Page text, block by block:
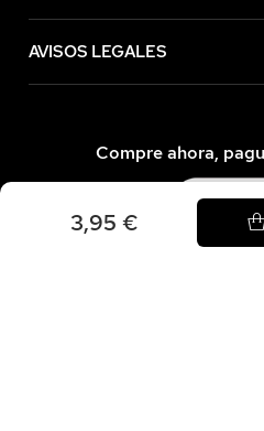
3,95 €
AVISOS LEGALES
Compre ahora,